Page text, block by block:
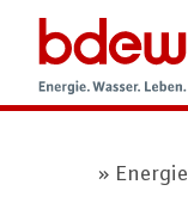
Energie